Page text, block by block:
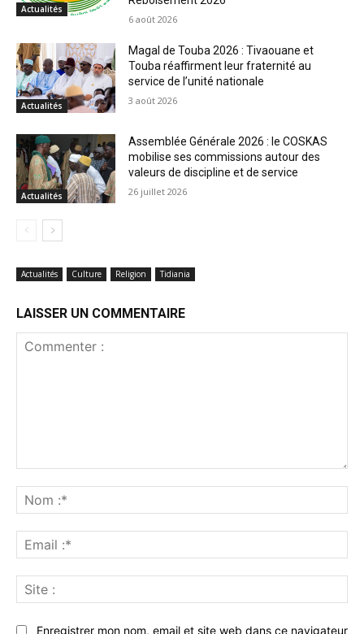
Actualités
6 août 2026
Actualités
Magal de Touba 2026 : Tivaouane et
Touba réaffirment leur fraternité au
service de l’unité nationale
3 août 2026
Actualités
Assemblée Générale 2026 : le COSKAS
mobilise ses commissions autour des
valeurs de discipline et de service
26 juillet 2026
Actualités Culture Religion Tidiania
LAISSER UN COMMENTAIRE
:*
:*
:
Enregistrer mon nom, email et site web dans ce navigateur